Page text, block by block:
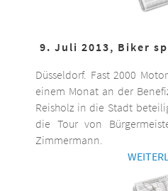
9. Juli 2013, Biker
Düsseldorf. Fast 2000
einem Monat an der
Reisholz in die Stadt
die Tour von
Zimmermann.